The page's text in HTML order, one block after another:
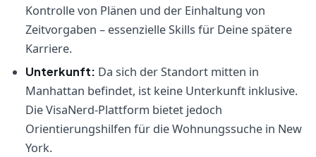
Kontrolle von Plänen und der Einhaltung von
Zeitvorgaben – essenzielle Skills für Deine spätere
Karriere.
Unterkunft: Da sich der Standort mitten in
Manhattan befindet, ist keine Unterkunft inklusive.
Die VisaNerd-Plattform bietet jedoch
Orientierungshilfen für die Wohnungssuche in New
York.